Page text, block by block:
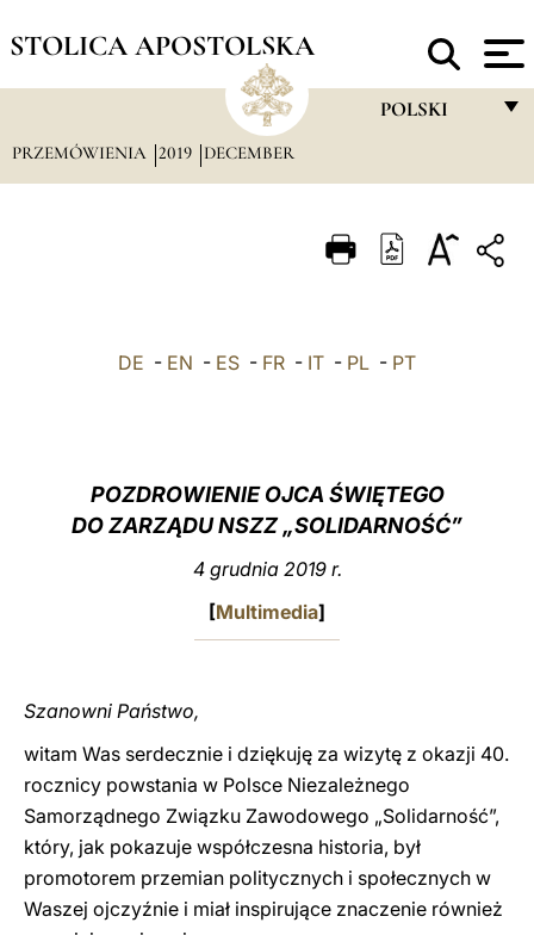
STOLICA APOSTOLSKA
POLSKI
ITALIANO
العربيّة
中文
PRZEMÓWIENIA 2019 DECEMBER
DE - EN - ES - FR - IT - PL - PT
POZDROWIENIE OJCA ŚWIĘTEGO
DO ZARZĄDU NSZZ „SOLIDARNOŚĆ”
4 grudnia 2019 r.
[Multimedia]
Szanowni Państwo,
witam Was serdecznie i dziękuję za wizytę z okazji 40.
rocznicy powstania w Polsce Niezależnego
Samorządnego Związku Zawodowego „Solidarność”,
który, jak pokazuje współczesna historia, był
promotorem przemian politycznych i społecznych w
Waszej ojczyźnie i miał inspirujące znaczenie również